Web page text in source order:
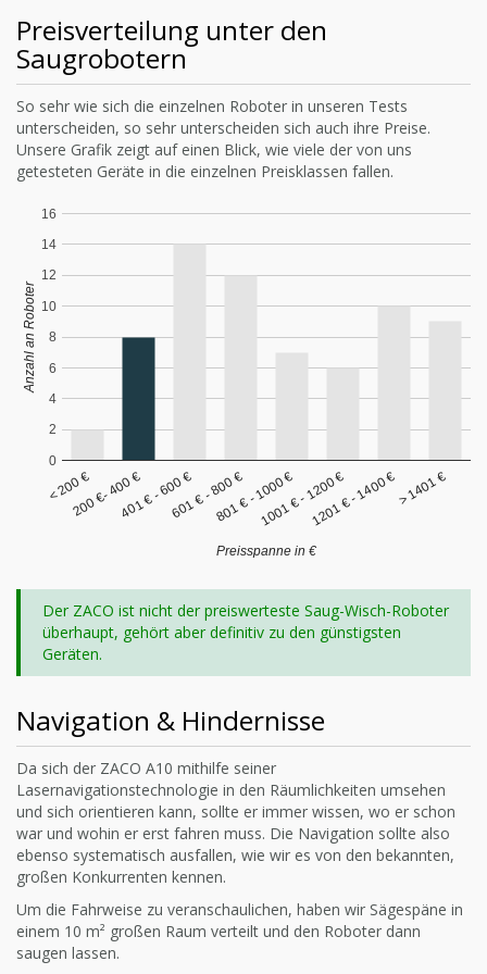
Preisverteilung unter den
Saugrobotern
So sehr wie sich die einzelnen Roboter in unseren Tests
unterscheiden, so sehr unterscheiden sich auch ihre Preise.
Unsere Grafik zeigt auf einen Blick, wie viele der von uns
getesteten Geräte in die einzelnen Preisklassen fallen.
< 200 €200 €- 400 €401 € - 600 €601 € - 800 €801 € - 1000 €1001 € - 1200 €1201 € - 1400 €> 1401 €
0
2
4
6
8
10
12
14
16
Preisspanne in €
Anzahl an Roboter
Der ZACO ist nicht der preiswerteste Saug-Wisch-Roboter
überhaupt, gehört aber definitiv zu den günstigsten
Geräten.
Navigation & Hindernisse
Da sich der ZACO A10 mithilfe seiner
Lasernavigationstechnologie in den Räumlichkeiten umsehen
und sich orientieren kann, sollte er immer wissen, wo er schon
war und wohin er erst fahren muss. Die Navigation sollte also
ebenso systematisch ausfallen, wie wir es von den bekannten,
großen Konkurrenten kennen.
Um die Fahrweise zu veranschaulichen, haben wir Sägespäne in
einem 10 m² großen Raum verteilt und den Roboter dann
saugen lassen.